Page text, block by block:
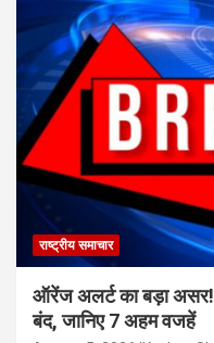
राष्ट्रीय समाचार
ऑरेंज अलर्ट का बड़ा
बंद, जानिए 7 अहम वजहें